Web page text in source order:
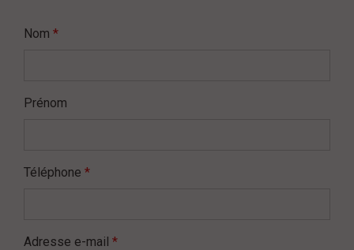
Nom *
Prénom
Téléphone *
Adresse e-mail *